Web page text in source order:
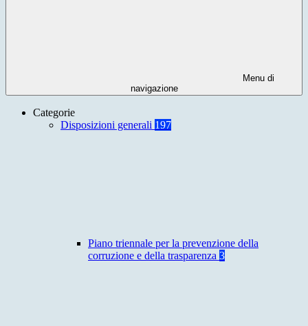
Menu di
navigazione
Categorie
Disposizioni generali 197
Piano triennale per la prevenzione della
corruzione e della trasparenza 3